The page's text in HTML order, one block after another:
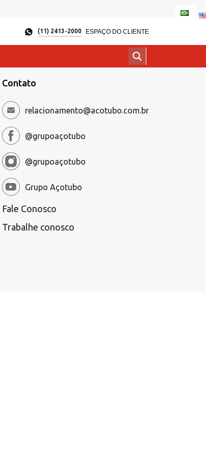
(11) 2413-2000 ESPAÇO DO CLIENTE
Contato
relacionamento@acotubo.com.br
@grupoaçotubo
@grupoaçotubo
Grupo Açotubo
Fale Conosco
Trabalhe conosco